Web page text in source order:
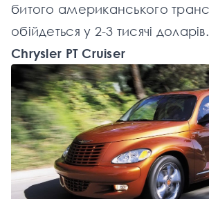
битого американського
обійдеться у 2-3 тисячі доларів.
Chrysler PT Cruiser